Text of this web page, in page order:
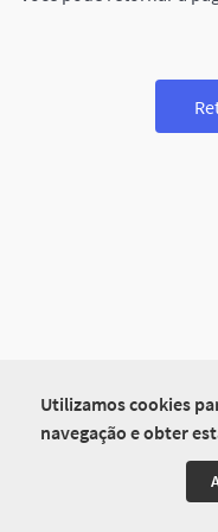
Utilizamos cookies
navegação e obter